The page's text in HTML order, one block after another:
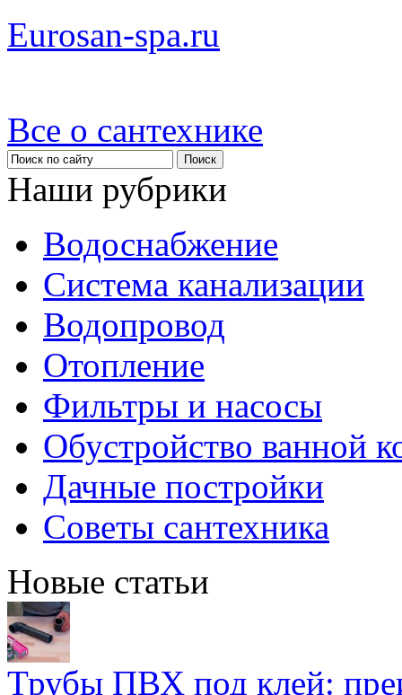
Eurosan-spa.ru
Все о сантехнике
Наши рубрики
Водоснабжение
Система канализации
Водопровод
Отопление
Фильтры и насосы
Обустройство ванной
Дачные постройки
Советы сантехника
Новые статьи
Трубы ПВХ под клей: